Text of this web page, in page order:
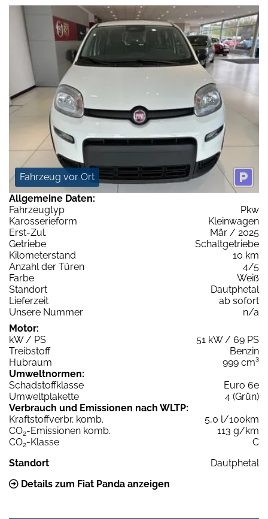
Fahrzeug vor Ort
Allgemeine Daten:
Fahrzeugtyp
Pkw
Karosserieform
Kleinwagen
Erst-Zul.
Mär / 2025
Getriebe
Schaltgetriebe
Kilometerstand
10 km
Anzahl der Türen
4/5
Farbe
Weiß
Standort
Dautphetal
Lieferzeit
ab sofort
Unsere Nummer
n/a
Motor:
kW / PS
51 kW / 69 PS
Treibstoff
Benzin
Hubraum
999 cm³
Umweltnormen:
Schadstoffklasse
Euro 6e
Umweltplakette
4 (Grün)
Verbrauch und Emissionen nach WLTP:
Kraftstoffverbr. komb.
5,0 l/100km
CO2-Emissionen komb.
113 g/km
CO2-Klasse
C
Standort
Dautphetal
Details zum Fiat Panda anzeigen